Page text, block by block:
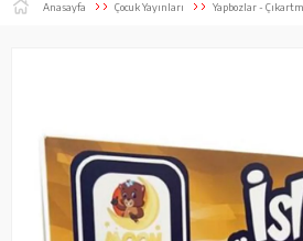
Anasayfa Çocuk Yayınları Yapbozlar -